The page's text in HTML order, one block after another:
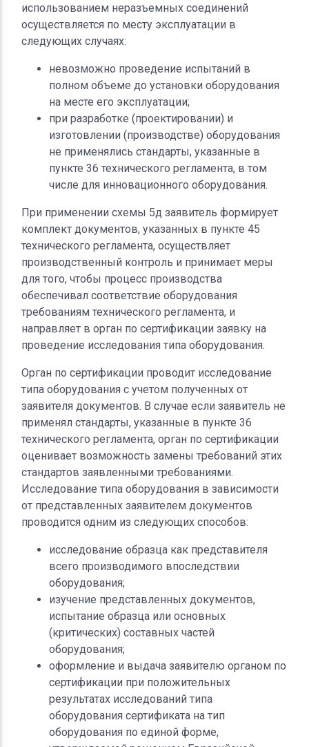
использованием неразъемных соединений
осуществляется по месту эксплуатации в
следующих случаях:
невозможно проведение испытаний в
полном объеме до установки оборудования
на месте его эксплуатации;
при разработке (проектировании) и
изготовлении (производстве) оборудования
не применялись стандарты, указанные в
пункте 36 технического регламента, в том
числе для инновационного оборудования.
При применении схемы 5д заявитель формирует
комплект документов, указанных в пункте 45
технического регламента, осуществляет
производственный контроль и принимает меры
для того, чтобы процесс производства
обеспечивал соответствие оборудования
требованиям технического регламента, и
направляет в орган по сертификации заявку на
проведение исследования типа оборудования.
Орган по сертификации проводит исследование
типа оборудования с учетом полученных от
заявителя документов. В случае если заявитель не
применял стандарты, указанные в пункте 36
технического регламента, орган по сертификации
оценивает возможность замены требований этих
стандартов заявленными требованиями.
Исследование типа оборудования в зависимости
от представленных заявителем документов
проводится одним из следующих способов:
исследование образца как представителя
всего производимого впоследствии
оборудования;
изучение представленных документов,
испытание образца или основных
(критических) составных частей
оборудования;
оформление и выдача заявителю органом по
сертификации при положительных
результатах исследований типа
оборудования сертификата на тип
оборудования по единой форме,